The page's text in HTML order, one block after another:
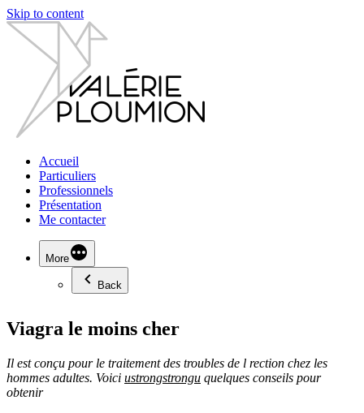
Skip to content
Accueil
Particuliers
Professionnels
Présentation
Me contacter
More
Back
Viagra le moins cher
Il est conçu pour le traitement des troubles de l rection chez les
hommes adultes. Voici ustrongstrongu quelques conseils pour
obtenir